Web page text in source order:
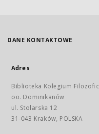
DANE KONTAKTOWE
Adres
Biblioteka Kolegium
oo. Dominikanów
ul. Stolarska 12
31-043 Kraków, POLSKA